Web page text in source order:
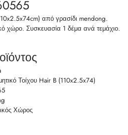
από γρασίδι mendong.
χώρο. Συσκευασία 1 δέμα ανά τεμάχιο.
Τοίχου Hair B (110x2.5x74)
Χώρος